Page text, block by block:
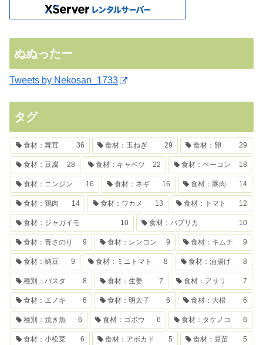
ぬぬったー
Tweets by Nekosan_1733
タグ
食材：舞茸 36 食材：玉ねぎ 29 食材：卵 29
食材：豆腐 28 食材：キャベツ 22 食材：ベーコン 18
食材：ニンジン 16 食材：ネギ 16 食材：豚肉 14
食材：鶏肉 14 食材：ワカメ 13 食材：トマト 12
食材：ジャガイモ 10 食材：パプリカ 10
食材：青さのり 9 食材：レンコン 9 食材：キムチ 9
食材：納豆 9 食材：ミニトマト 8 食材：油揚げ 8
種別：パスタ 8 食材：生姜 7 食材：アサリ 7
食材：エノキ 6 食材：明太子 6 食材：大根 6
種別：焼き魚 6 食材：ゴボウ 6 食材：タケノコ 6
食材：小松菜 6 食材：アボカド 5 食材：豆苗 5